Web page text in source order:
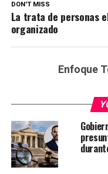
DON'T MISS
La trata de personas
organizado
Enfoque